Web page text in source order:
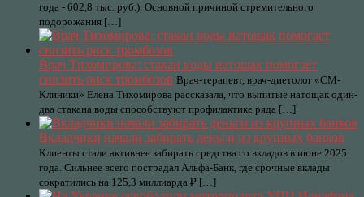
года - 602,8 тыс. руб.). Основной причиной стремительного
подорожания […]
Врач Тихомирова: стакан воды натощак помогает
снизить риск тромбозов Врач-терапевт, врач-диетолог «СМ-
Клиники» Елена Тихомирова рассказала, что выпитые натощак один-
два стакана воды способствуют профилактике ряда […]
Вкладчики начали забирать деньги из крупных банков
Клиенты стали активнее забирать средства со вкладов в июне 2025
года. Сильнее всего пострадал Альфа-Банк, где срочные вклады
сократились на 125,3 миллиарда ₽ […]